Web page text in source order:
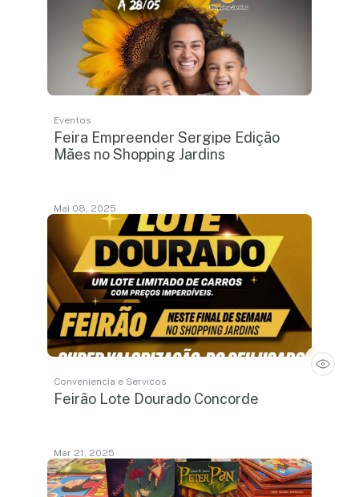
Eventos
Feira Empreender Sergipe Edição
Mães no Shopping Jardins
Mai 08, 2025
Conveniencia e Servicos
Feirão Lote Dourado Concorde
Mar 21, 2025